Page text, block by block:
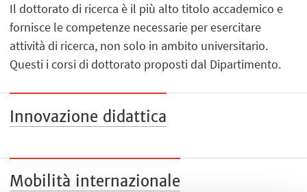
Il dottorato di ricerca è il più alto titolo accademico e
fornisce le competenze necessarie per esercitare
attività di ricerca, non solo in ambito universitario.
Questi i corsi di dottorato proposti dal Dipartimento.
Innovazione didattica
Mobilità internazionale